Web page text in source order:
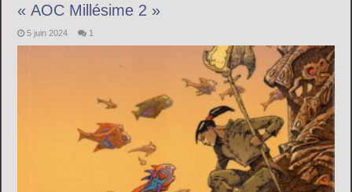
« AOC Millésime 2 »
5 juin 2024 1